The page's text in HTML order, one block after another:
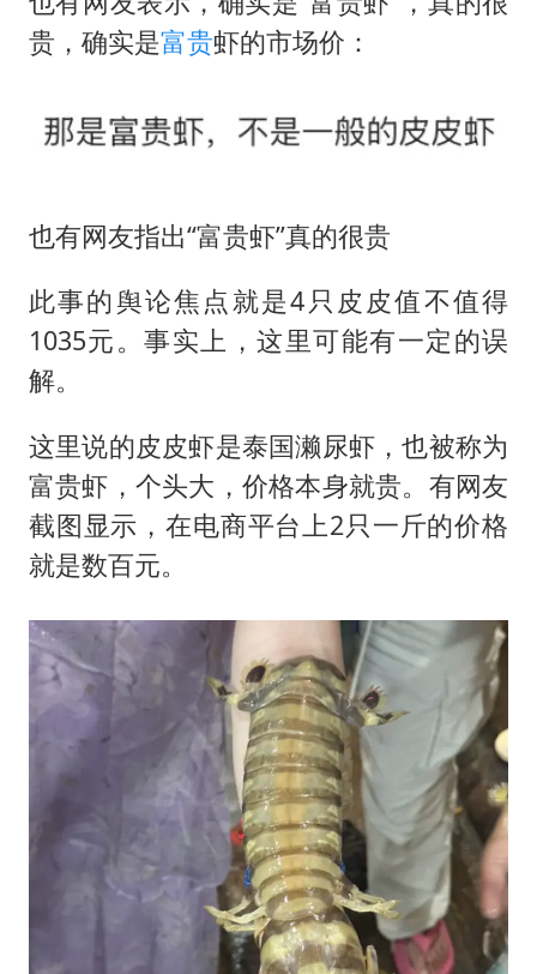
贵，确实是富贵虾的市场价：
也有网友指出“富贵虾”真的很贵
此事的舆论焦点就是4只皮皮值不值得
1035元。事实上，这里可能有一定的误
解。
这里说的皮皮虾是泰国濑尿虾，也被称为
富贵虾，个头大，价格本身就贵。有网友
截图显示，在电商平台上2只一斤的价格
就是数百元。